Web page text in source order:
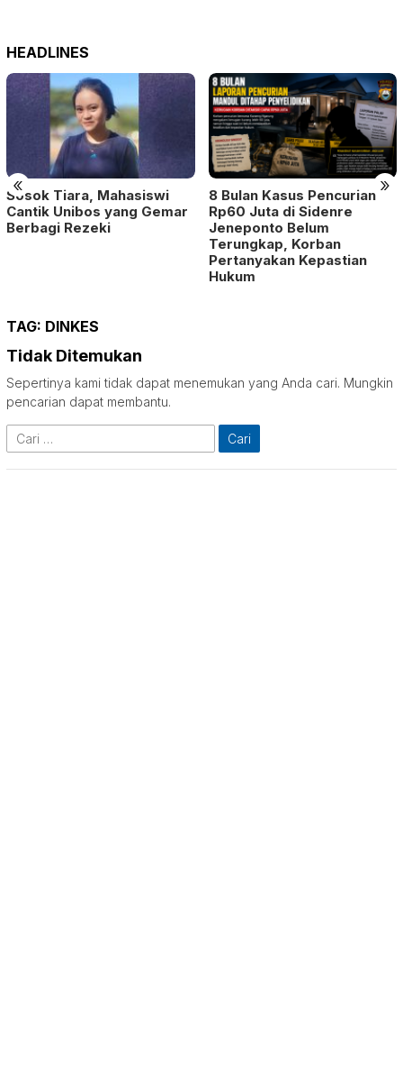
HEADLINES
« »
Sosok Tiara, Mahasiswi
Cantik Unibos yang Gemar
Berbagi Rezeki
8 Bulan Kasus Pencurian
Rp60 Juta di Sidenre
Jeneponto Belum
Terungkap, Korban
Pertanyakan Kepastian
Hukum
TAG: DINKES
Tidak Ditemukan
Sepertinya kami tidak dapat menemukan yang Anda cari. Mungkin
pencarian dapat membantu.
Cari
untuk: